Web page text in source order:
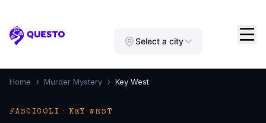
Questo Select a city
Home › Murder Mystery › Key West
FASCICOLI · KEY WEST